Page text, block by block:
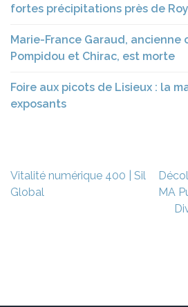
fortes précipitations près de
Marie-France Garaud, ancienne
Pompidou et Chirac, est morte
Foire aux picots de Lisieux : la
exposants
Navigation
de
Vitalité numérique 400 | Sil
Global
MA